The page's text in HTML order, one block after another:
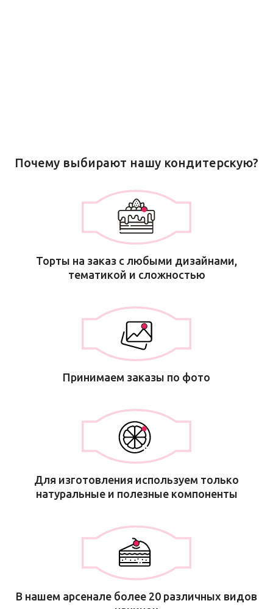
Почему выбирают нашу кондитерскую?
Торты на заказ с любыми дизайнами,
тематикой и сложностью
Принимаем заказы по фото
Для изготовления используем только
натуральные и полезные компоненты
В нашем арсенале более 20 различных видов